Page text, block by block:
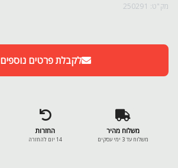
מק"ט: 250291
לקבלת פרטים נוספים
משלוח מהיר
משלוח עד 3 ימי עסקים
החזרות
14 יום להחזרה